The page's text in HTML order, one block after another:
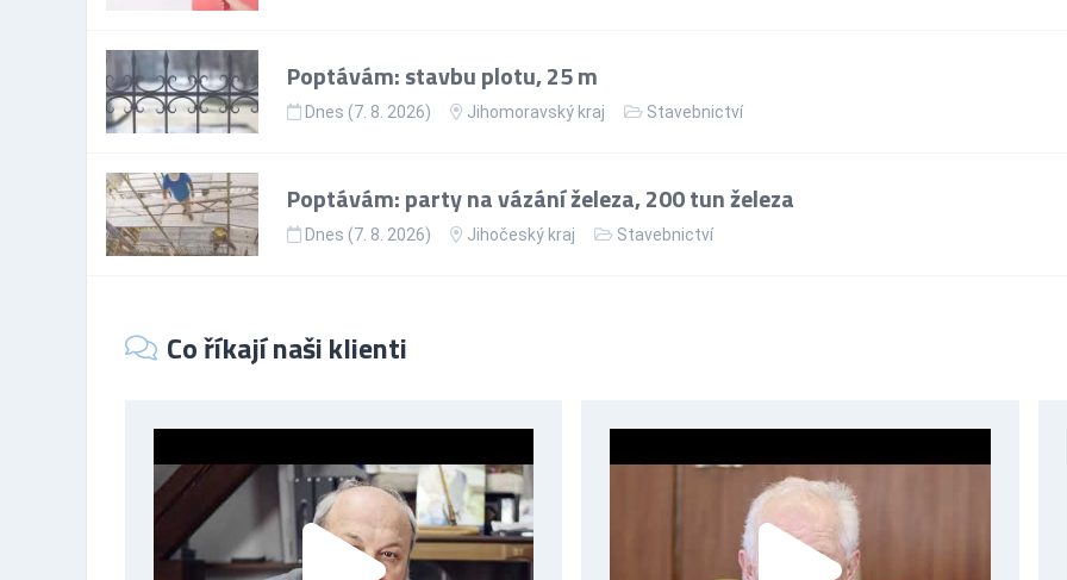
Poptávám: stavbu plotu, 25 m
Dnes (7. 8. 2026) Jihomoravský kraj Stavebnictví
Poptávám: party na vázání železa, 200 tun železa
Dnes (7. 8. 2026) Jihočeský kraj Stavebnictví
Co říkají naši klienti